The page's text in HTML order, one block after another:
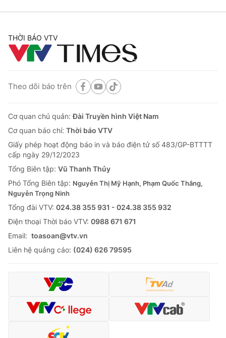
THỜI BÁO VTV
Theo dõi báo trên
Cơ quan chủ quản:Đài Truyền hình Việt Nam
Cơ quan báo chí: Thời báo VTV
Giấy phép hoạt động báo in và báo điện tử số 483/GP-BTTTT
cấp ngày 29/12/2023
Tổng Biên tập: Vũ Thanh Thủy
Phó Tổng Biên tập: Nguyễn Thị Mỹ Hạnh, Phạm Quốc Thắng,
Nguyễn Trọng Ninh
Tổng đài VTV: 024.38 355 931 - 024.38 355 932
Ðiện thoại Thời báo VTV: 0988 671 671
Email: toasoan@vtv.vn
Liên hệ quảng cáo: (024) 626 79595